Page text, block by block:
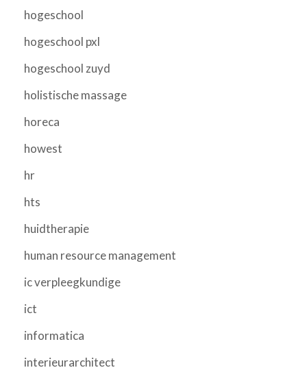
hogeschool
hogeschool pxl
hogeschool zuyd
holistische massage
horeca
howest
hr
hts
huidtherapie
human resource management
ic verpleegkundige
ict
informatica
interieurarchitect